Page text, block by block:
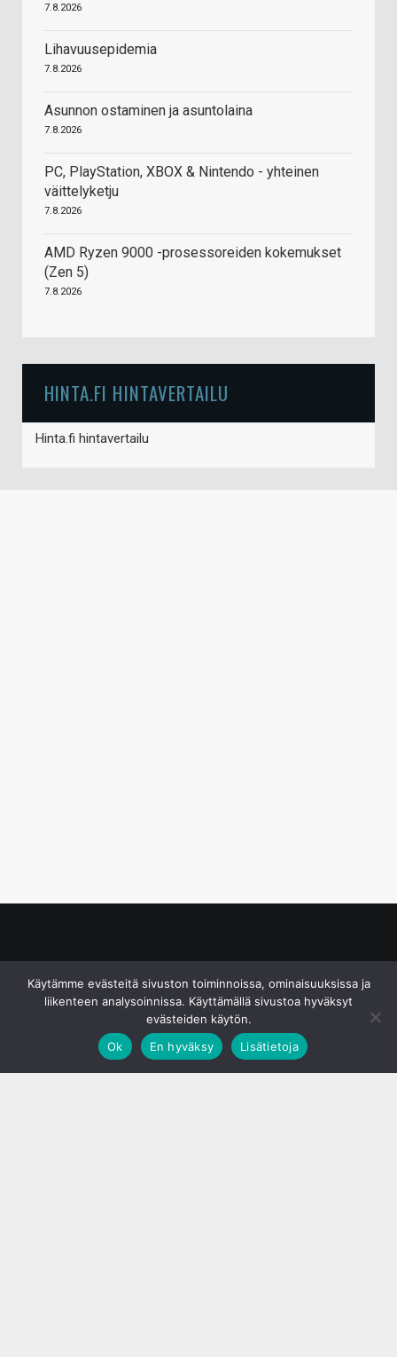
7.8.2026
Lihavuusepidemia
7.8.2026
Asunnon ostaminen ja asuntolaina
7.8.2026
PC, PlayStation, XBOX & Nintendo - yhteinen
väittelyketju
7.8.2026
AMD Ryzen 9000 -prosessoreiden kokemukset
(Zen 5)
7.8.2026
HINTA.FI HINTAVERTAILU
Hinta.fi hintavertailu
Käytämme evästeitä sivuston toiminnoissa, ominaisuuksissa ja
liikenteen analysoinnissa. Käyttämällä sivustoa hyväksyt
evästeiden käytön.
Ok
En hyväksy Lisätietoja